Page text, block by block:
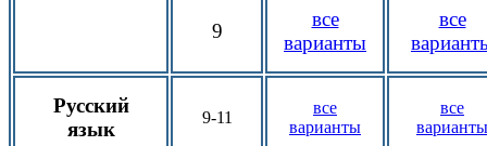
9
все
варианты
все
Русский
язык
9-11
все
варианты
все
варианты